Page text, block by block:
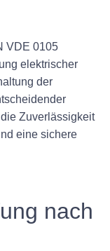
VDE 0105
elektrischer
der
Zuverlässigkeit
eine sichere
nach